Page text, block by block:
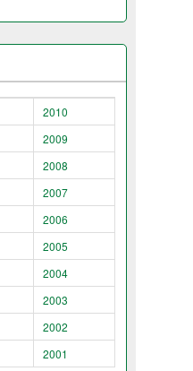
2010
2009
2008
2007
2006
2005
2004
2003
2002
2001